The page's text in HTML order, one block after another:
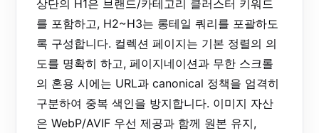
상단의 H1은 브랜드/카테고리 클러스터 키워드
를 포함하고, H2~H3는 롱테일 쿼리를 포괄하도
록 구성합니다. 컬렉션 페이지는 기본 정렬의 의
도를 명확히 하고, 페이지네이션과 무한 스크롤
의 혼용 시에는 URL과 canonical 정책을 엄격히
구분하여 중복 색인을 방지합니다. 이미지 자산
은 WebP/AVIF 우선 제공과 함께 원본 유지,